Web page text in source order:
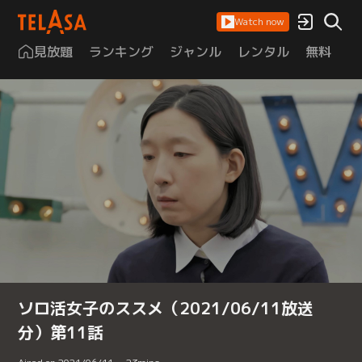
Watch now
見放題 ランキング ジャンル レンタル 無料
ソロ活女子のススメ（2021/06/11放送
分）第11話